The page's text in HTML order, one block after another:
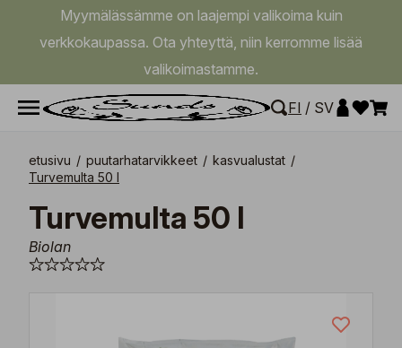
Myymälässämme on laajempi valikoima kuin
verkkokaupassa. Ota yhteyttä, niin kerromme lisää
valikoimastamme.
FI / SV
etusivu / puutarhatarvikkeet / kasvualustat /
Turvemulta 50 l
Turvemulta 50 l
Biolan